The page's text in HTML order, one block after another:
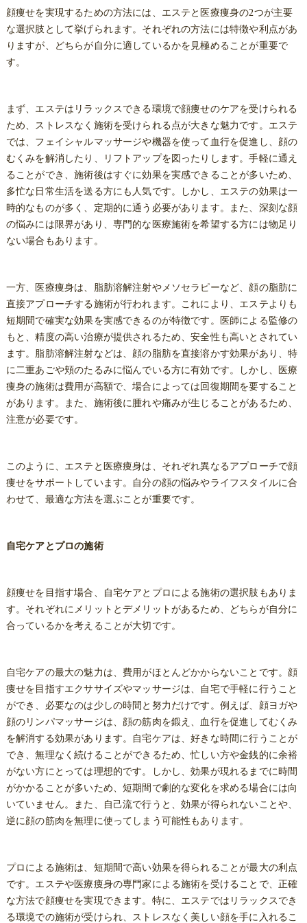
顔痩せを実現するための方法には、エステと医療痩身の2つが主要
な選択肢として挙げられます。それぞれの方法には特徴や利点があ
りますが、どちらが自分に適しているかを見極めることが重要で
す。
まず、エステはリラックスできる環境で顔痩せのケアを受けられる
ため、ストレスなく施術を受けられる点が大きな魅力です。エステ
では、フェイシャルマッサージや機器を使って血行を促進し、顔の
むくみを解消したり、リフトアップを図ったりします。手軽に通え
ることができ、施術後はすぐに効果を実感できることが多いため、
多忙な日常生活を送る方にも人気です。しかし、エステの効果は一
時的なものが多く、定期的に通う必要があります。また、深刻な顔
の悩みには限界があり、専門的な医療施術を希望する方には物足り
ない場合もあります。
一方、医療痩身は、脂肪溶解注射やメソセラピーなど、顔の脂肪に
直接アプローチする施術が行われます。これにより、エステよりも
短期間で確実な効果を実感できるのが特徴です。医師による監修の
もと、精度の高い治療が提供されるため、安全性も高いとされてい
ます。脂肪溶解注射などは、顔の脂肪を直接溶かす効果があり、特
に二重あごや頬のたるみに悩んでいる方に有効です。しかし、医療
痩身の施術は費用が高額で、場合によっては回復期間を要すること
があります。また、施術後に腫れや痛みが生じることがあるため、
注意が必要です。
このように、エステと医療痩身は、それぞれ異なるアプローチで顔
痩せをサポートしています。自分の顔の悩みやライフスタイルに合
わせて、最適な方法を選ぶことが重要です。
自宅ケアとプロの施術
顔痩せを目指す場合、自宅ケアとプロによる施術の選択肢もありま
す。それぞれにメリットとデメリットがあるため、どちらが自分に
合っているかを考えることが大切です。
自宅ケアの最大の魅力は、費用がほとんどかからないことです。顔
痩せを目指すエクササイズやマッサージは、自宅で手軽に行うこと
ができ、必要なのは少しの時間と努力だけです。例えば、顔ヨガや
顔のリンパマッサージは、顔の筋肉を鍛え、血行を促進してむくみ
を解消する効果があります。自宅ケアは、好きな時間に行うことが
でき、無理なく続けることができるため、忙しい方や金銭的に余裕
がない方にとっては理想的です。しかし、効果が現れるまでに時間
がかかることが多いため、短期間で劇的な変化を求める場合には向
いていません。また、自己流で行うと、効果が得られないことや、
逆に顔の筋肉を無理に使ってしまう可能性もあります。
プロによる施術は、短期間で高い効果を得られることが最大の利点
です。エステや医療痩身の専門家による施術を受けることで、正確
な方法で顔痩せを実現できます。特に、エステではリラックスでき
る環境での施術が受けられ、ストレスなく美しい顔を手に入れるこ